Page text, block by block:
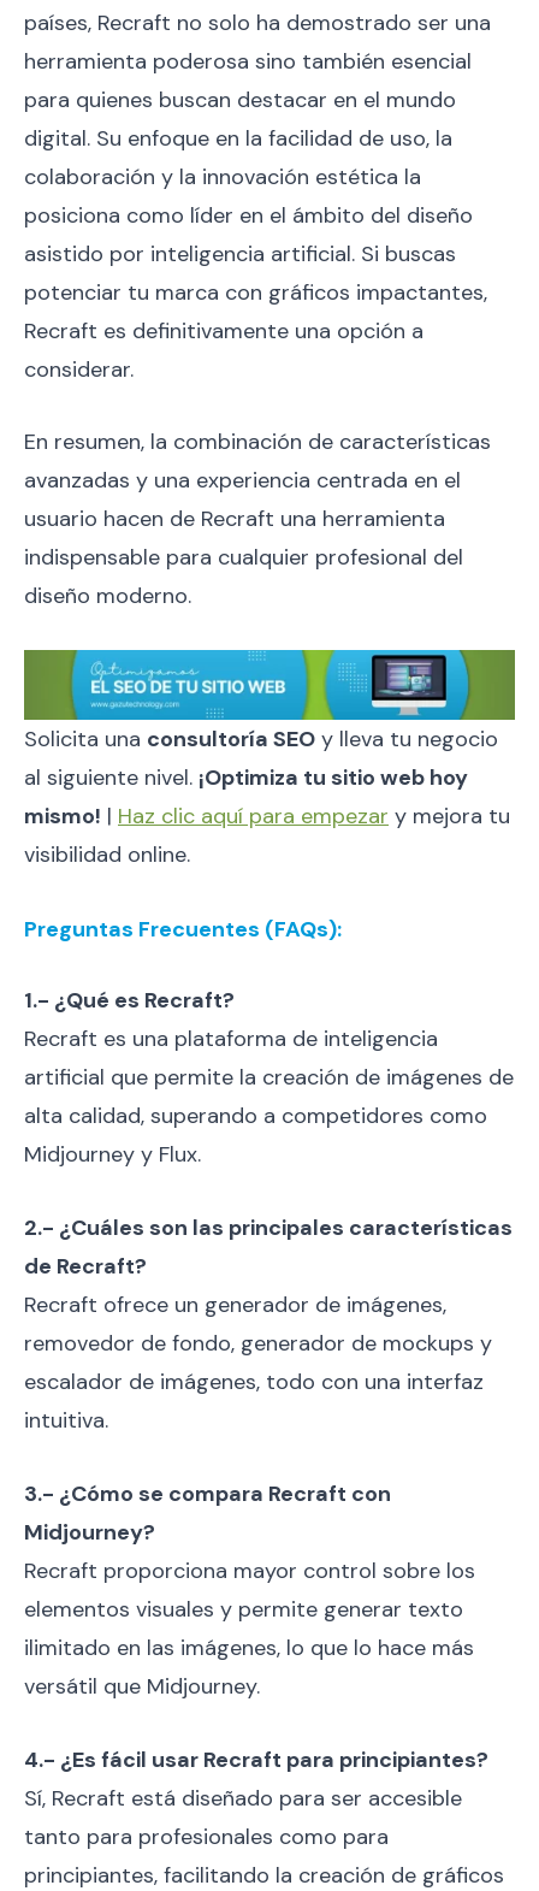
países, Recraft no solo ha demostrado ser una
herramienta poderosa sino también esencial
para quienes buscan destacar en el mundo
digital. Su enfoque en la facilidad de uso, la
colaboración y la innovación estética la
posiciona como líder en el ámbito del diseño
asistido por inteligencia artificial. Si buscas
potenciar tu marca con gráficos impactantes,
Recraft es definitivamente una opción a
considerar.
En resumen, la combinación de características
avanzadas y una experiencia centrada en el
usuario hacen de Recraft una herramienta
indispensable para cualquier profesional del
diseño moderno.
Solicita una consultoría SEO y lleva tu negocio
al siguiente nivel. ¡Optimiza tu sitio web hoy
mismo! | Haz clic aquí para empezar y mejora tu
visibilidad online.
Preguntas Frecuentes (FAQs):
1.- ¿Qué es Recraft?
Recraft es una plataforma de inteligencia
artificial que permite la creación de imágenes de
alta calidad, superando a competidores como
Midjourney y Flux.
2.- ¿Cuáles son las principales características
de Recraft?
Recraft ofrece un generador de imágenes,
removedor de fondo, generador de mockups y
escalador de imágenes, todo con una interfaz
intuitiva.
3.- ¿Cómo se compara Recraft con
Midjourney?
Recraft proporciona mayor control sobre los
elementos visuales y permite generar texto
ilimitado en las imágenes, lo que lo hace más
versátil que Midjourney.
4.- ¿Es fácil usar Recraft para principiantes?
Sí, Recraft está diseñado para ser accesible
tanto para profesionales como para
principiantes, facilitando la creación de gráficos